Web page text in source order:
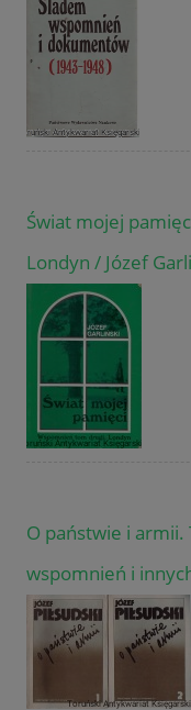
Świat mojej
Londyn / Józef
O państwie i armii.
wspomnień i